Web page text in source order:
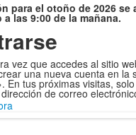
para el otoño de 2026 se
a las 9:00 de la mañana.
vez que accedes al sitio
una nueva cuenta en la
En tus próximas visitas,
de correo